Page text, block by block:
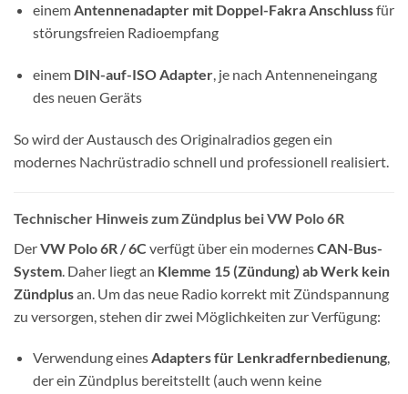
einemAntennenadapter mit Doppel-Fakra Anschlussfür
störungsfreien Radioempfang
einem DIN-auf-ISO Adapter, je nach Antenneneingang
des neuen Geräts
So wird der Austausch des Originalradios gegen ein
modernes Nachrüstradio schnell und professionell realisiert.
Technischer Hinweis zum Zündplus bei VW Polo 6R
DerVW Polo 6R / 6C verfügt über ein modernesCAN-Bus-
System . Daher liegt an Klemme 15 (Zündung) ab Werk kein
Zündplusan. Um das neue Radio korrekt mit Zündspannung
zu versorgen, stehen dir zwei Möglichkeiten zur Verfügung:
Verwendung einesAdapters für Lenkradfernbedienung,
der ein Zündplus bereitstellt (auch wenn keine